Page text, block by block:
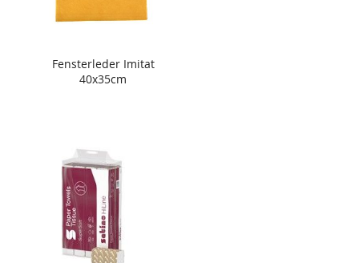
Fensterleder Imitat
40x35cm